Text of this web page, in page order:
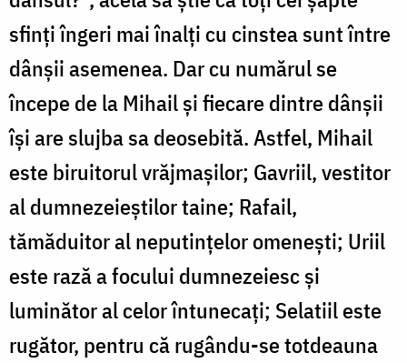
sfinți îngeri mai înalți cu cinstea sunt între
dânșii asemenea. Dar cu numărul se
începe de la Mihail și fiecare dintre dânșii
își are slujba sa deosebită. Astfel, Mihail
este biruitorul vrăjmașilor; Gavriil, vestitor
al dumnezeieștilor taine; Rafail,
tămăduitor al neputințelor omenești; Uriil
este rază a focului dumnezeiesc și
luminător al celor întunecați; Selatiil este
rugător, pentru că rugându-se totdeauna